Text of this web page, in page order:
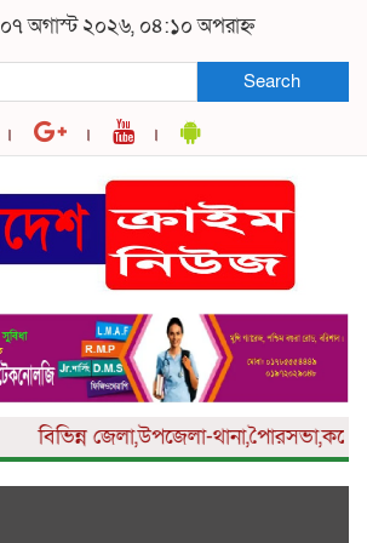
০৭ অগাস্ট ২০২৬, ০৪:১০ অপরাহ্ন
Search
বিভিন্নজেলা,উপজেলা-থানা,পৈারসভা,কলেজ